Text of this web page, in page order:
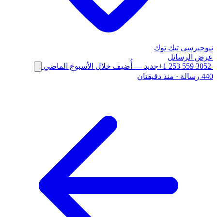
نيوجيرسي تيك توك
عرض الرسائل
+1 253 559 3052جديد — أُضيف خلال الأسبوع الماضي
440 رسالة
· منذ دقيقتان